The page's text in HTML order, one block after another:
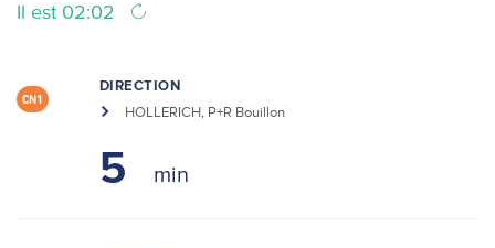
Il est 02:02
CN1
DIRECTION
HOLLERICH, P+R Bouillon
5